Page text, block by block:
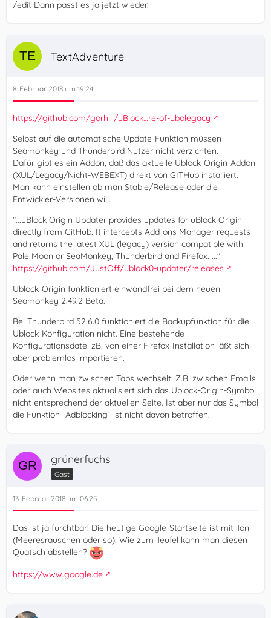
/edit Dann passt es ja jetzt wieder.
TextAdventure
8. Februar 2018 um 19:24
https://github.com/gorhill/uBlock…re-of-ubolegacy
Selbst auf die automatische Update-Funktion müssen
Seamonkey und Thunderbird Nutzer nicht verzichten.
Dafür gibt es ein Addon, daß das aktuelle Ublock-Origin-Addon
(XUL/Legacy/Nicht-WEBEXT) direkt von GITHub installiert.
Man kann einstellen ob man Stable/Release oder die
Entwickler-Versionen will.
"...uBlock Origin Updater provides updates for uBlock Origin
directly from GitHub. It intercepts Add-ons Manager requests
and returns the latest XUL (legacy) version compatible with
Pale Moon or SeaMonkey, Thunderbird and Firefox. ..."
https://github.com/JustOff/ublock0-updater/releases
Ublock-Origin funktioniert einwandfrei bei dem neuen
Seamonkey 2.49.2 Beta.
Bei Thunderbird 52.6.0 funktioniert die Backupfunktion für die
Ublock-Konfiguration nicht. Eine bestehende
Konfigurationsdatei zB. von einer Firefox-Installation läßt sich
aber problemlos importieren.
Oder wenn man zwischen Tabs wechselt: Z.B. zwischen Emails
oder auch Websites aktualisiert sich das Ublock-Origin-Symbol
nicht entsprechend der aktuellen Seite. Ist aber nur das Symbol
die Funktion -Adblocking- ist nicht davon betroffen.
grünerfuchs
Gast
13. Februar 2018 um 06:25
Das ist ja furchtbar! Die heutige Google-Startseite ist mit Ton
(Meeresrauschen oder so). Wie zum Teufel kann man diesen
Quatsch abstellen?
https://www.google.de